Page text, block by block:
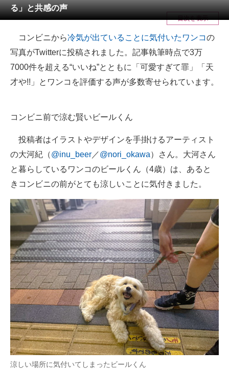
メディア
注目記事を集めた総合ページ
ITの今と未来を見通す
スマホと通信の最新トレンド
進化するPCとデバイスの未来
AI活用のいまが分かる
企業ITのトレンドを詳説
経営リーダーのコミュニティ
マーケ×ITの今がよく分かる
ITエンジニア向け専門サイト
企業向けIT製品の総合サイト
IT製品の技術・比較・事例
製造業のIT導入・活用を支援
モノづくり技術者専門サイト
エレクトロニクス専門サイト
る」と共感の声
目次を表示
コンビニから冷気が出ていることに気付いたワンコの
写真がTwitterに投稿されました。記事執筆時点で3万
7000件を超える“いいね”とともに「可愛すぎて罪」「天
才や!!」とワンコを評価する声が多数寄せられています。
コンビニ前で涼む賢いビールくん
投稿者はイラストやデザインを手掛けるアーティスト
の大河紀（@inu_beer ／@nori_okawa）さん。大河さん
と暮らしているワンコのビールくん（4歳）は、あると
きコンビニの前がとても涼しいことに気付きました。
涼しい場所に気付いてしまったビールくん